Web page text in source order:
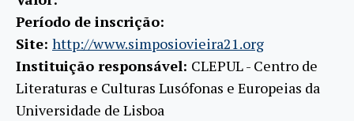
Período de inscrição:
Site: http://www.simposiovieira21.org
Instituição responsável: CLEPUL - Centro de
Literaturas e Culturas Lusófonas e Europeias da
Universidade de Lisboa